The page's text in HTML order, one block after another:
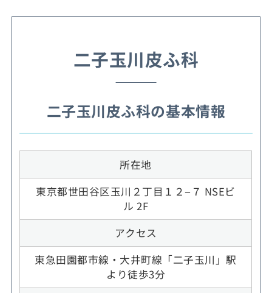
二子玉川皮ふ科
二子玉川皮ふ科の基本情報
所在地
東京都世田谷区玉川２丁目１２−７ NSEビ
ル 2F
アクセス
東急田園都市線・大井町線「二子玉川」駅
より徒歩3分